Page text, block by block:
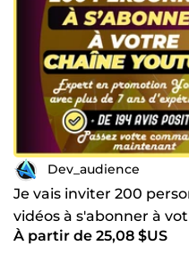
Dev_audience
Je vais inviter 200
vidéos à s'abonner à
À partir de 25,08 $US